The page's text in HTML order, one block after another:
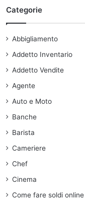
Categorie
Abbigliamento
Addetto Inventario
Addetto Vendite
Agente
Auto e Moto
Banche
Barista
Cameriere
Chef
Cinema
Come fare soldi online